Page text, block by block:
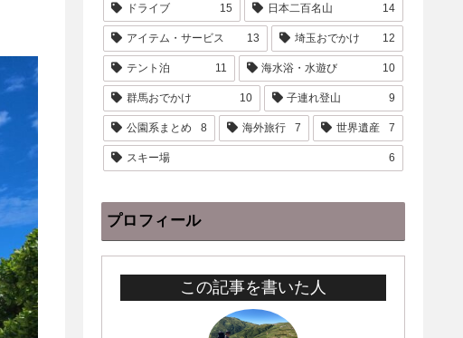
ドライブ 15 日本二百名山 14
アイテム・サービス 13 埼玉おでかけ 12
テント泊 11 海水浴・水遊び 10
群馬おでかけ 10 子連れ登山 9
公園系まとめ 8 海外旅行 7 世界遺産 7
スキー場 6
プロフィール
この記事を書いた人